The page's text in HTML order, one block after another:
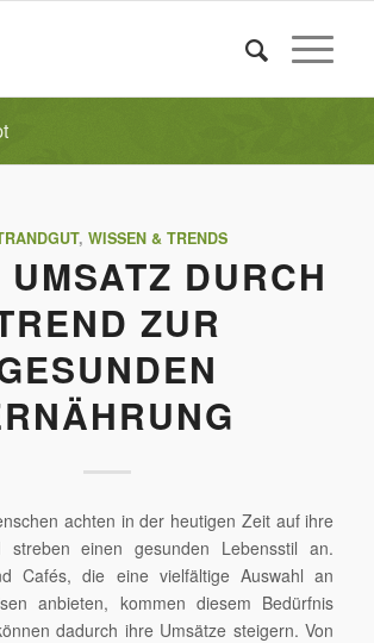
,WISSEN & TRENDS
UMSATZ DURCH
ZUR
achten in der heutigen Zeit auf ihre
streben einen gesunden Lebensstil an.
Cafés, die eine vielfältige Auswahl an
anbieten, kommen diesem Bedürfnis
dadurch ihre Umsätze steigern. Von